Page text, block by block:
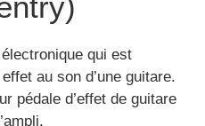
qui est
au son d’une guitare.
pédale d’effet de guitare